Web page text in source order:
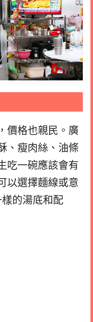
價格也親民。廣
、瘦肉絲、油條
吃一碗應該會有
以選擇麵線或意
的湯底和配